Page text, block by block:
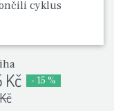
cyklus
Kč - 15 %